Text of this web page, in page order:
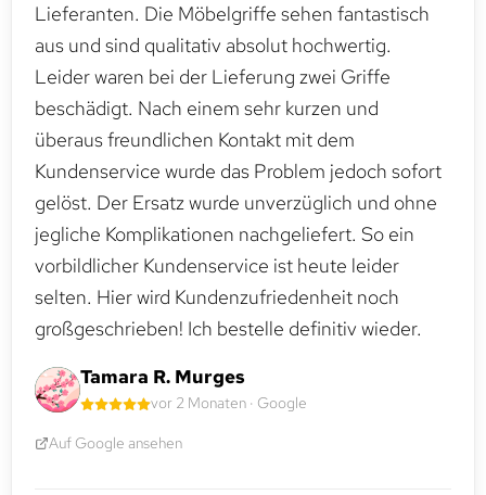
Lieferanten. Die Möbelgriffe sehen fantastisch
aus und sind qualitativ absolut hochwertig.
Leider waren bei der Lieferung zwei Griffe
beschädigt. Nach einem sehr kurzen und
überaus freundlichen Kontakt mit dem
Kundenservice wurde das Problem jedoch sofort
gelöst. Der Ersatz wurde unverzüglich und ohne
jegliche Komplikationen nachgeliefert. So ein
vorbildlicher Kundenservice ist heute leider
selten. Hier wird Kundenzufriedenheit noch
großgeschrieben! Ich bestelle definitiv wieder.
Tamara R. Murges
vor 2 Monaten · Google
Auf Google ansehen